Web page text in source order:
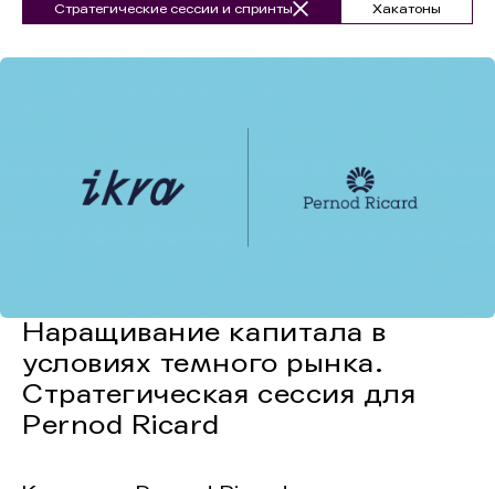
Стратегические сессии и спринты
Хакатоны
Наращивание капитала в
условиях темного рынка.
Стратегическая сессия для
Pernod Ricard